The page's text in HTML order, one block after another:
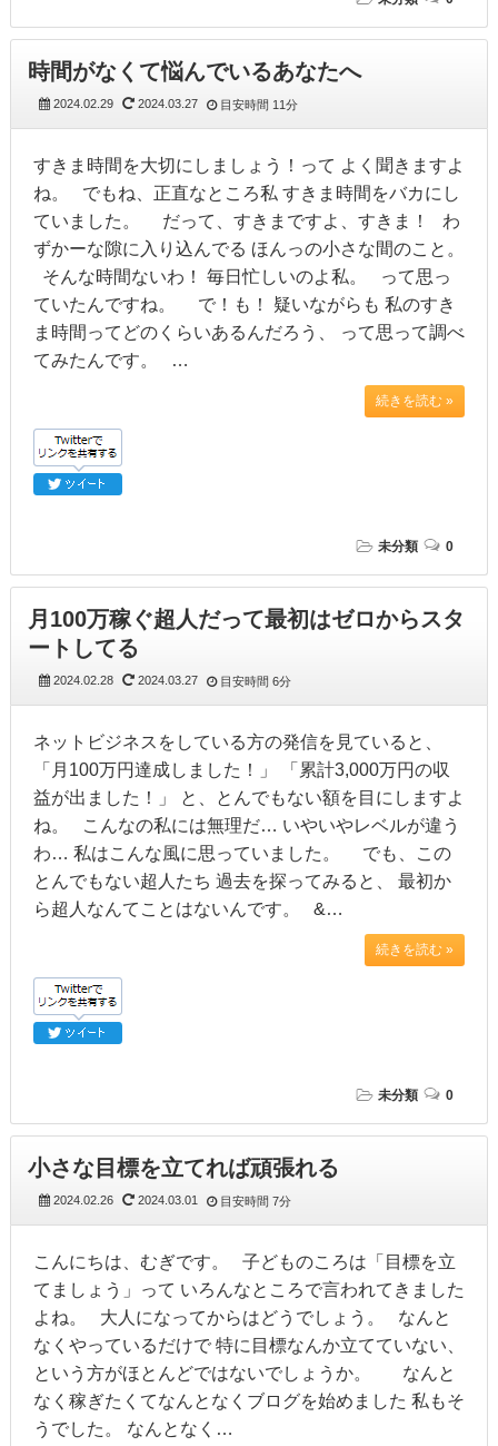
時間がなくて悩んでいるあなたへ
2024.02.29 2024.03.27 目安時間 11分
すきま時間を大切にしましょう！って よく聞きますよ
ね。 でもね、正直なところ私 すきま時間をバカにし
ていました。 だって、すきまですよ、すきま！ わ
ずかーな隙に入り込んでる ほんっの小さな間のこと。
そんな時間ないわ！ 毎日忙しいのよ私。 って思っ
ていたんですね。 で！も！ 疑いながらも 私のすき
ま時間ってどのくらいあるんだろう、 って思って調べ
てみたんです。 …
続きを読む »
未分類 0
月100万稼ぐ超人だって最初はゼロからスタ
ートしてる
2024.02.28 2024.03.27 目安時間 6分
ネットビジネスをしている方の発信を見ていると、
「月100万円達成しました！」 「累計3,000万円の収
益が出ました！」 と、とんでもない額を目にしますよ
ね。 こんなの私には無理だ… いやいやレベルが違う
わ… 私はこんな風に思っていました。 でも、この
とんでもない超人たち 過去を探ってみると、 最初か
ら超人なんてことはないんです。 &…
続きを読む »
未分類 0
小さな目標を立てれば頑張れる
2024.02.26 2024.03.01 目安時間 7分
こんにちは、むぎです。 子どものころは「目標を立
てましょう」って いろんなところで言われてきました
よね。 大人になってからはどうでしょう。 なんと
なくやっているだけで 特に目標なんか立てていない、
という方がほとんどではないでしょうか。 なんと
なく稼ぎたくてなんとなくブログを始めました 私もそ
うでした。 なんとなく…